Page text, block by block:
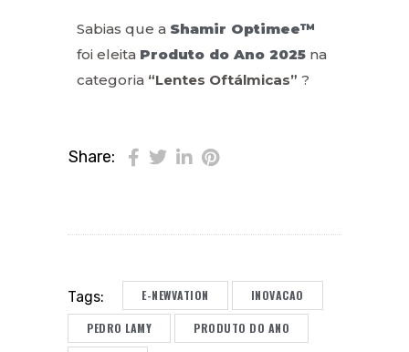
Sabias que a Shamir Optimee™
foi eleita Produto do Ano 2025 na
categoria “Lentes Oftálmicas” ?
Share:
Tags: E-NEWVATION INOVACAO
PEDRO LAMY PRODUTO DO ANO